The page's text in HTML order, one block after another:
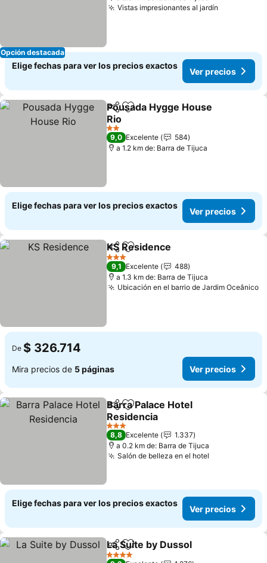
Opción destacada
Vistas impresionantes al jardín
Elige fechas para ver los precios exactos
Ver precios
CompartirAgregar a favoritos
Pousada Hygge House
Rio
Ver precios
2 Estrellas
9,0 Excelente
584
a 1.2 km de: Barra de Tijuca
Elige fechas para ver los precios exactos
Ver precios
CompartirAgregar a favoritos
KS Residence
3 Estrellas
9,1 Excelente
488
a 1.3 km de: Barra de Tijuca
Ubicación en el barrio de Jardim Oceânico
De $ 326.714
Mira precios de 5 páginas Ver precios
CompartirAgregar a favoritos
Barra Palace Hotel
Residencia
Ver precios
3 Estrellas
8,8 Excelente
1.337
a 0.2 km de: Barra de Tijuca
Salón de belleza en el hotel
Elige fechas para ver los precios exactos
Ver precios
CompartirAgregar a favoritos
La Suite by Dussol
4 Estrellas